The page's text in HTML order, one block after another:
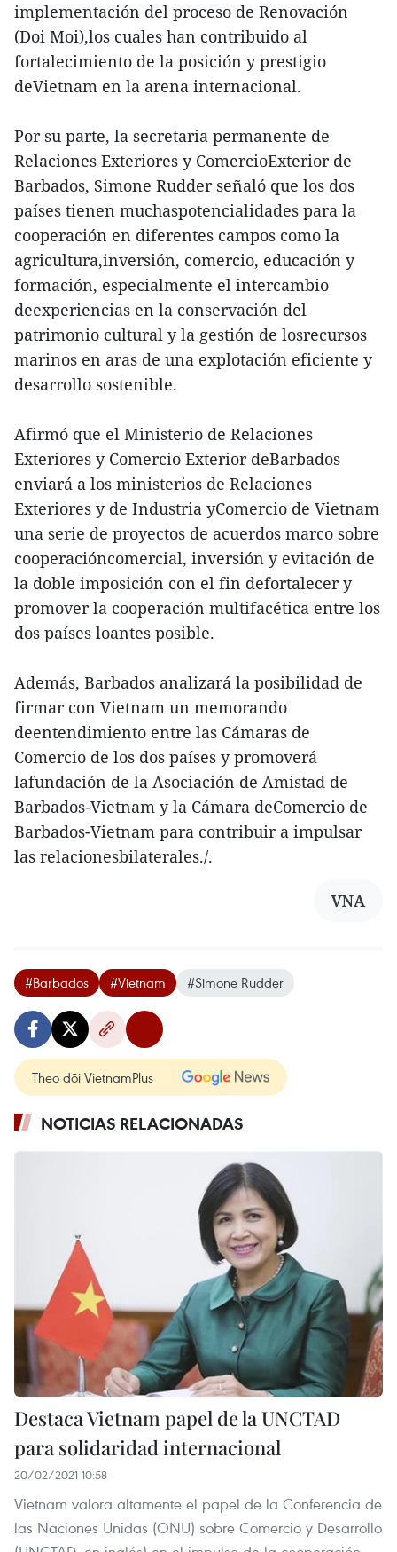
implementación del proceso de Renovación
(Doi Moi),los cuales han contribuido al
fortalecimiento de la posición y prestigio
deVietnam en la arena internacional.
Por su parte, la secretaria permanente de
Relaciones Exteriores y ComercioExterior de
Barbados, Simone Rudder señaló que los dos
países tienen muchaspotencialidades para la
cooperación en diferentes campos como la
agricultura,inversión, comercio, educación y
formación, especialmente el intercambio
deexperiencias en la conservación del
patrimonio cultural y la gestión de losrecursos
marinos en aras de una explotación eficiente y
desarrollo sostenible.
Afirmó que el Ministerio de Relaciones
Exteriores y Comercio Exterior deBarbados
enviará a los ministerios de Relaciones
Exteriores y de Industria yComercio de Vietnam
una serie de proyectos de acuerdos marco sobre
cooperacióncomercial, inversión y evitación de
la doble imposición con el fin defortalecer y
promover la cooperación multifacética entre los
dos países loantes posible.
Además, Barbados analizará la posibilidad de
firmar con Vietnam un memorando
deentendimiento entre las Cámaras de
Comercio de los dos países y promoverá
lafundación de la Asociación de Amistad de
Barbados-Vietnam y la Cámara deComercio de
Barbados-Vietnam para contribuir a impulsar
las relacionesbilaterales./.
VNA
#Barbados #Vietnam #Simone Rudder
Theo dõi VietnamPlus
NOTICIAS RELACIONADAS
Destaca Vietnam papel de la UNCTAD
para solidaridad internacional
20/02/2021 10:58
Vietnam valora altamente el papel de la Conferencia de
las Naciones Unidas (ONU) sobre Comercio y Desarrollo